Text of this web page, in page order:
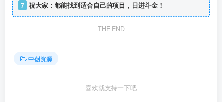
7 祝大家：都能找到适合自己的项目，日进斗金！
THE END
中创资源
喜欢就支持一下吧